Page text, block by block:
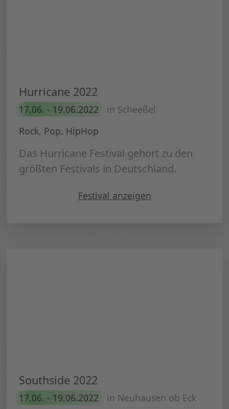
Hurricane 2022
17.06. - 19.06.2022
in Scheeßel
Rock, Pop, HipHop
Das Hurricane Festival gehört zu den
größten Festivals in Deutschland.
Festival "Hurricane 2022"
anzeigen
Southside 2022
17.06. - 19.06.2022
in Neuhausen ob Eck